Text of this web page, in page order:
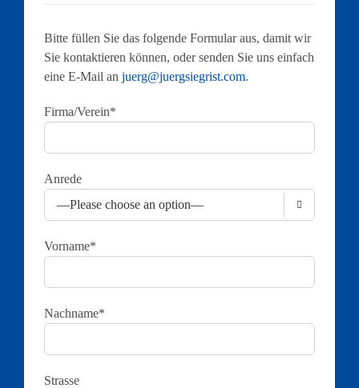
Bitte füllen Sie das folgende Formular aus, damit wir
Sie kontaktieren können, oder senden Sie uns einfach
eine E-Mail an juerg@juergsiegrist.com.
Firma/Verein*
Anrede

Vorname*
Nachname*
Strasse